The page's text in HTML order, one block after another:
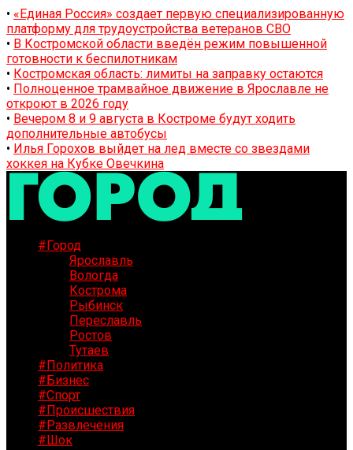
• «Единая Россия» создает первую специализированную
платформу для трудоустройства ветеранов СВО
• В Костромской области введён режим повышенной
готовности к беспилотникам
• Костромская область: лимиты на заправку остаются
• Полноценное трамвайное движение в Ярославле не
откроют в 2026 году
• Вечером 8 и 9 августа в Костроме будут ходить
дополнительные автобусы
• Илья Горохов выйдет на лед вместе со звездами
хоккея на Кубке Овечкина
#Город
Ярославль
Вологда
Кострома
Рыбинск
Переславль
Ростов
Тутаев
#Политика
#Бизнес
#Спорт
#Происшествия
#Развлечения
#Шок